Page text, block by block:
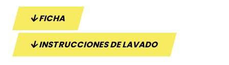
FICHA
INSTRUCCIONES DE LAVADO